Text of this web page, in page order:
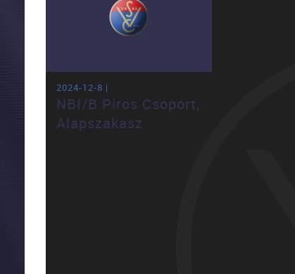
2024-12-8 |
NBI/B Piros Csoport,
Alapszakasz